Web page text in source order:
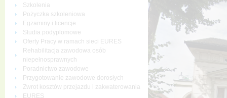
Szkolenia
Pożyczka szkoleniowa
Egzaminy i licencje
Studia podyplomowe
Oferty Pracy w ramach sieci EURES
Rehabilitacja zawodowa osób
niepełnosprawnych
Poradnictwo zawodowe
Przygotowanie zawodowe dorosłych
Zwrot kosztów przejazdu i zakwaterowania
EURES